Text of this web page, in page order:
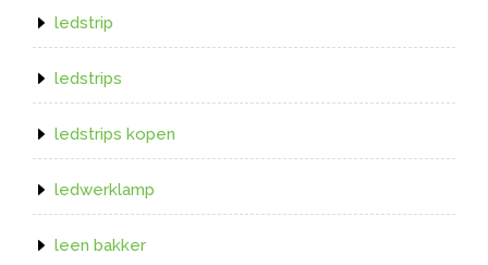
ledstrip
ledstrips
ledstrips kopen
ledwerklamp
leen bakker